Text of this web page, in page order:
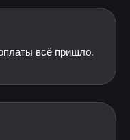
всё пришло.